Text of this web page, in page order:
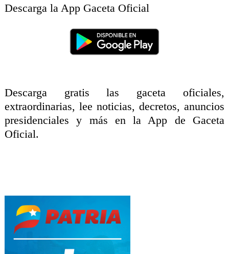
Descarga la App Gaceta Oficial
Descarga gratis las gaceta oficiales,
extraordinarias, lee noticias, decretos, anuncios
presidenciales y más en la App de Gaceta
Oficial.